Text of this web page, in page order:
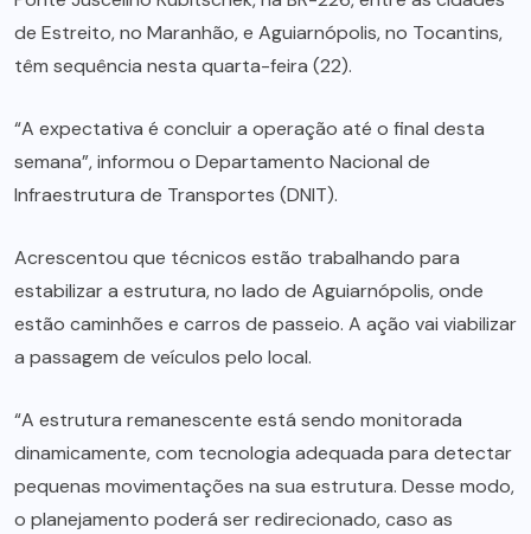
de Estreito, no Maranhão, e Aguiarnópolis, no Tocantins,
têm sequência nesta quarta-feira (22).
“A expectativa é concluir a operação até o final desta
semana”, informou o Departamento Nacional de
Infraestrutura de Transportes (DNIT).
Acrescentou que técnicos estão trabalhando para
estabilizar a estrutura, no lado de Aguiarnópolis, onde
estão caminhões e carros de passeio. A ação vai viabilizar
a passagem de veículos pelo local.
“A estrutura remanescente está sendo monitorada
dinamicamente, com tecnologia adequada para detectar
pequenas movimentações na sua estrutura. Desse modo,
o planejamento poderá ser redirecionado, caso as